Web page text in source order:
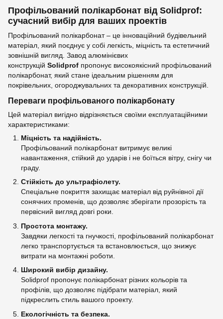
Профільований полікарбонат від Solidprof:
сучасний вибір для ваших проектів
Профільований полікарбонат – це інноваційний будівельний
матеріал, який поєднує у собі легкість, міцність та естетичний
зовнішній вигляд. Завод алюмінієвих
конструкцій Solidprof пропонує високоякісний профільований
полікарбонат, який стане ідеальним рішенням для
покрівельних, огороджувальних та декоративних конструкцій.
Переваги профільованого полікарбонату
Цей матеріал вигідно відрізняється своїми експлуатаційними
характеристиками:
Міцність та надійність.
Профільований полікарбонат витримує великі
навантаження, стійкий до ударів і не боїться вітру, снігу чи
граду.
Стійкість до ультрафіолету.
Спеціальне покриття захищає матеріал від руйнівної дії
сонячних променів, що дозволяє зберігати прозорість та
первісний вигляд довгі роки.
Простота монтажу.
Завдяки легкості та гнучкості, профільований полікарбонат
легко транспортується та встановлюється, що знижує
витрати на монтажні роботи.
Широкий вибір дизайну.
Solidprof пропонує полікарбонат різних кольорів та
профілів, що дозволяє підібрати матеріал, який
підкреслить стиль вашого проекту.
Екологічність та безпека.